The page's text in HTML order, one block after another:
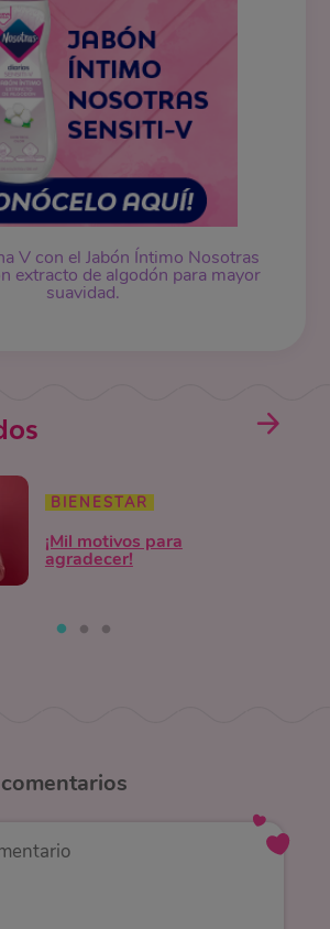
V con el Jabón Íntimo Nosotras
extracto de algodón para mayor
suavidad.
BIENESTAR
¡Mil motivos para
agradecer!